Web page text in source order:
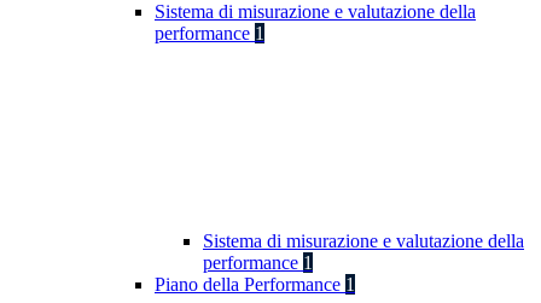
Sistema di misurazione e valutazione della
performance 1
Sistema di misurazione e valutazione della
performance 1
Piano della Performance 1